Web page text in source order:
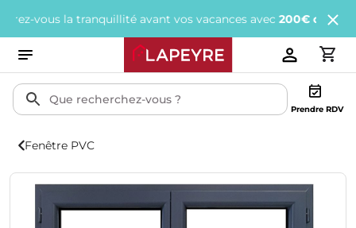
la tranquillité avant vos vacances avec200€ offertstous
Prendre RDV
Fenêtre PVC